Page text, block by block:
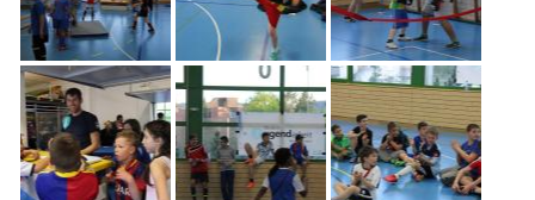
News
Newsletter